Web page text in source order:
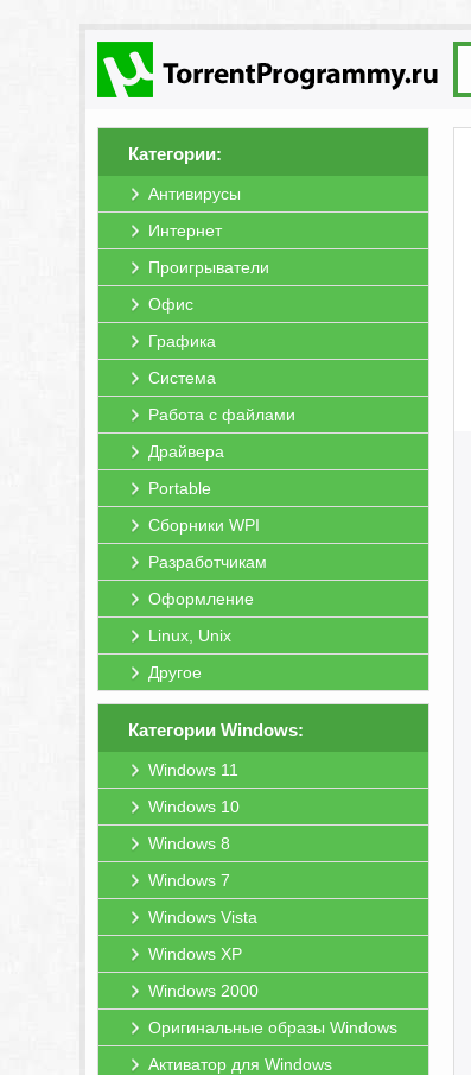
Категории:
Антивирусы
Интернет
Проигрыватели
Офис
Графика
Система
Работа с файлами
Драйвера
Portable
Сборники WPI
Разработчикам
Оформление
Linux, Unix
Другое
Категории Windows:
Windows 11
Windows 10
Windows 8
Windows 7
Windows Vista
Windows XP
Windows 2000
Оригинальные образы Windows
Активатор для Windows